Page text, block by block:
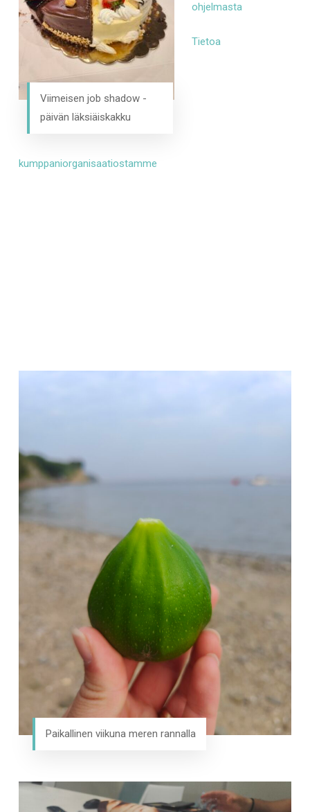
Viimeisen job shadow -
päivän läksiäiskakku
ohjelmasta
Tietoa
kumppaniorganisaatiostamme
Paikallinen viikuna meren rannalla